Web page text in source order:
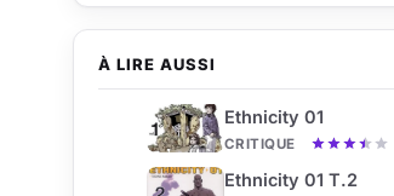
À LIRE AUSSI
Ethnicity 01
CRITIQUE
Ethnicity 01 T.2